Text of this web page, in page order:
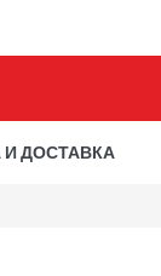
И ДОСТАВКА